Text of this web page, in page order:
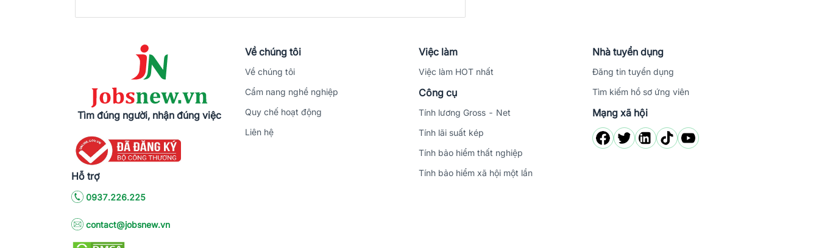
Tìm đúng người, nhận đúng việc
Hỗ trợ
0937.226.225
contact@jobsnew.vn
Về chúng tôi
Về chúng tôi
Cẩm nang nghề nghiệp
Quy chế hoạt động
Liên hệ
Việc làm
Việc làm HOT nhất
Công cụ
Tính lương Gross - Net
Tính lãi suất kép
Tính bảo hiểm thất nghiệp
Tính bảo hiểm xã hội một lần
Nhà tuyển dụng
Đăng tin tuyển dụng
Tìm kiếm hồ sơ ứng viên
Mạng xã hội